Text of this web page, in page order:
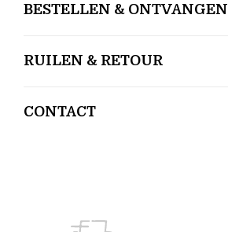
BESTELLEN & ONTVANGEN
RUILEN & RETOUR
CONTACT